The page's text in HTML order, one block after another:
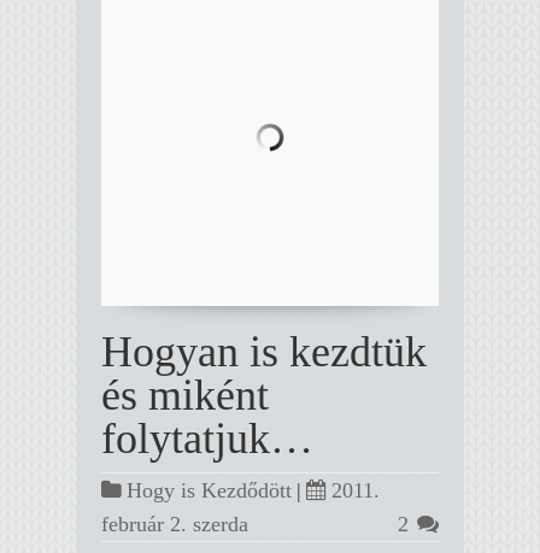
Hogyan is kezdtük
és miként
folytatjuk…
Hogy is Kezdődött |
2011.
február 2. szerda
2